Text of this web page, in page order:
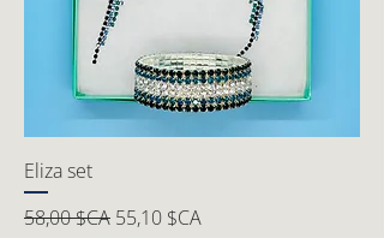
Eliza set
Prix original
58,00 $CA Prix promotionnel
55,10 $CA